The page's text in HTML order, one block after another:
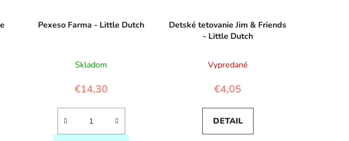
Pexeso Farma - Little Dutch
Skladom
€14,30
Detské tetovanie Jim & Friends
- Little Dutch
Vypredané
€4,05
DETAIL